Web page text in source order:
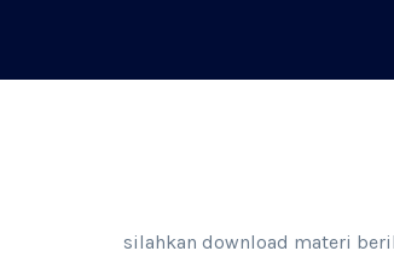
silahkan download materi